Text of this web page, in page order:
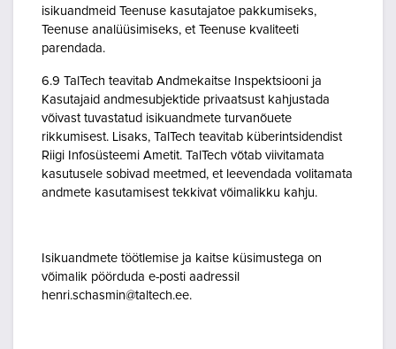
isikuandmeid Teenuse kasutajatoe pakkumiseks,
Teenuse analüüsimiseks, et Teenuse kvaliteeti
parendada.
6.9 TalTech teavitab Andmekaitse Inspektsiooni ja
Kasutajaid andmesubjektide privaatsust kahjustada
võivast tuvastatud isikuandmete turvanõuete
rikkumisest. Lisaks, TalTech teavitab küberintsidendist
Riigi Infosüsteemi Ametit. TalTech võtab viivitamata
kasutusele sobivad meetmed, et leevendada volitamata
andmete kasutamisest tekkivat võimalikku kahju.
Isikuandmete töötlemise ja kaitse küsimustega on
võimalik pöörduda e-posti aadressil
henri.schasmin@taltech.ee.